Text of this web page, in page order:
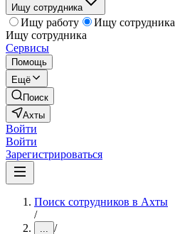
Ищу сотрудника
Ищу работу
Ищу сотрудника
Ищу сотрудника
Сервисы
Помощь
Ещё
Поиск
Ахты
Войти
Войти
Зарегистрироваться
Поиск сотрудников в Ахты
/
... /